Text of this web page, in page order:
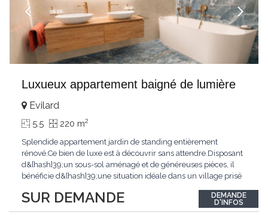
Luxueux appartement baigné de lumière
SUR DEMANDE
Evilard
5.5 220 m2
Splendide appartement jardin de standing entièrement
rénové.Ce bien de luxe est à découvrir sans attendre.Disposant
d&[hash]39;un sous-sol aménagé et de généreuses pièces, il
bénéficie d&[hash]39;une situation idéale dans un village prisé
luminosité hors du commun tout au long de la journée.Points
forts:4 grandes chambresUn...
DEMANDE
D'INFOS